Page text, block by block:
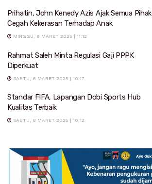
Prihatin, John Kenedy Azis Ajak Semua Pihak
Cegah Kekerasan Terhadap Anak
MINGGU, 9 MARET 2025 | 11:12
Rahmat Saleh Minta Regulasi Gaji PPPK
Diperkuat
SABTU, 8 MARET 2025 | 10:17
Standar FIFA, Lapangan Dobi Sports Hub
Kualitas Terbaik
SABTU, 8 MARET 2025 | 10:12